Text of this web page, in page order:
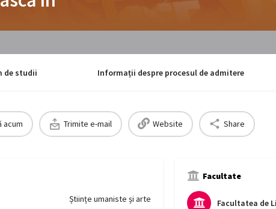
de studii Informații despre procesul de admitere
acum Trimite e-mail Website Share
Științe umaniste și arte
Facultate
Facultatea de